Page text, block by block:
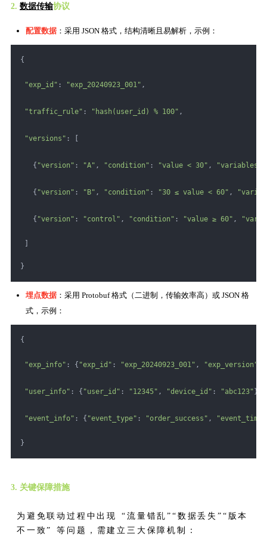
2. 数据传输协议
配置数据 ：采用 JSON 格式，结构清晰且易解析，示例：
{
"exp_id" : "exp_20240923_001" ,
"traffic_rule" : "hash(user_id) % 100" ,
"versions" : [
{ "version" : "A" , "condition" : "value < 30" , "variables"
{ "version" : "B" , "condition" : "30 ≤ value < 60" ,
{ "version" : "control" , "condition" : "value ≥ 60" ,
}
埋点数据 ：采用 Protobuf 格式（二进制，传输效率高）或 JSON 格
式，示例：
{
"exp_info" : { "exp_id" : "exp_20240923_001" , "exp_version"
"user_info" : { "user_id" : "12345" , "device_id" : "abc123" },
"event_info" : { "event_type" : "order_success" , "event_time"
}
3. 关键保障措施
为避免联动过程中出现 “流量错乱”“数据丢失”“版本
不一致” 等问题，需建立三大保障机制：